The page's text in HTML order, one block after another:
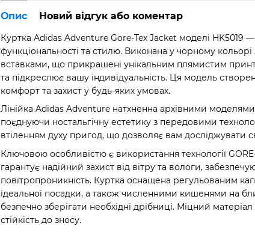
Опис Новий відгук або коментар
Куртка Adidas Adventure Gore-Tex Jacket моделі HK5019
функціональності та стилю. Виконана у чорному
вставками, що прикрашені унікальним плямистим
та підкреслює вашу індивідуальність. Ця модель
комфорт та захист у будь-яких умовах.
Лінійка Adidas Adventure натхненна архівними
поєднуючи ностальгічну естетику з передовими
втіленням духу пригод, що дозволяє вам досліджувати
Ключовою особливістю є використання технології
гарантує надійний захист від вітру та вологи,
повітропроникність. Куртка оснащена регульованим
ідеальної посадки, а також численними кишенями на
безпечно зберігати необхідні дрібниці. Міцний матеріал
стійкість до зносу.